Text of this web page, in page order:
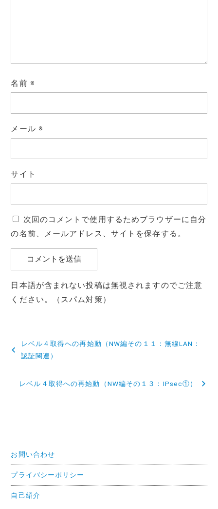
名前 ※
メール ※
サイト
次回のコメントで使用するためブラウザーに自分
の名前、メールアドレス、サイトを保存する。
日本語が含まれない投稿は無視されますのでご注意
ください。（スパム対策）
稿
ョ
ン
レベル４取得への再始動（NW編その１１：無線LAN：
認証関連）
レベル４取得への再始動（NW編その１３：IPsec①）
お問い合わせ
プライバシーポリシー
自己紹介